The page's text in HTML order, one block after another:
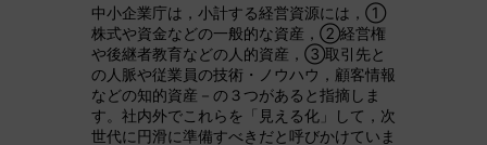
中小企業庁は，小計する経営資源には，①
株式や資金などの一般的な資産，②経営権
や後継者教育などの人的資産，③取引先と
の人脈や従業員の技術・ノウハウ，顧客情報
などの知的資産－の３つがあると指摘しま
す。社内外でこれらを「見える化」して，次
世代に円滑に準備すべきだと呼びかけていま